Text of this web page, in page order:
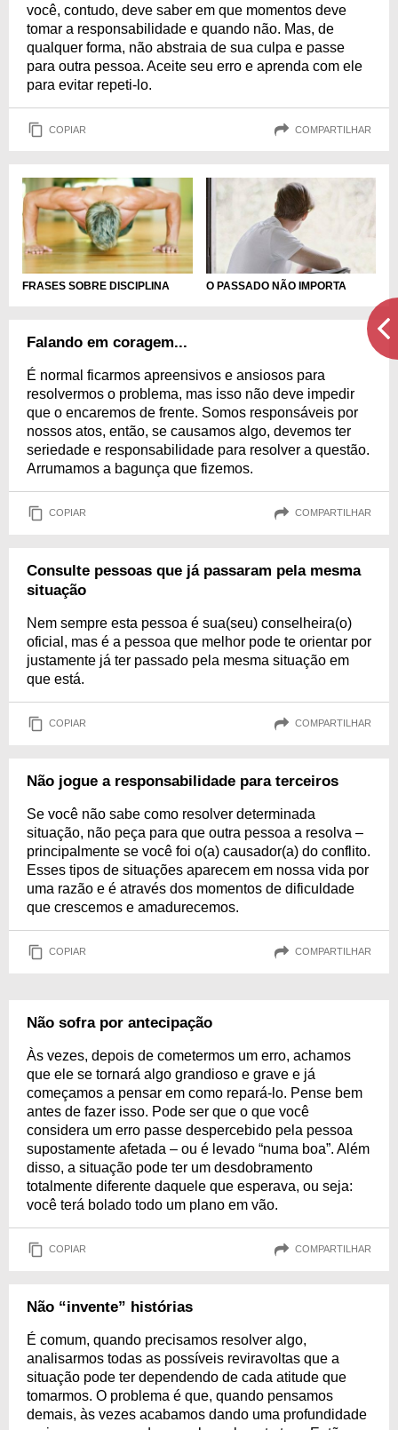
você, contudo, deve saber em que momentos deve
tomar a responsabilidade e quando não. Mas, de
qualquer forma, não abstraia de sua culpa e passe
para outra pessoa. Aceite seu erro e aprenda com ele
para evitar repeti-lo.
COPIAR COMPARTILHAR
FRASES SOBRE DISCIPLINA O PASSADO NÃO IMPORTA
Falando em coragem...
É normal ficarmos apreensivos e ansiosos para
resolvermos o problema, mas isso não deve impedir
que o encaremos de frente. Somos responsáveis por
nossos atos, então, se causamos algo, devemos ter
seriedade e responsabilidade para resolver a questão.
Arrumamos a bagunça que fizemos.
COPIAR COMPARTILHAR
Consulte pessoas que já passaram pela mesma
situação
Nem sempre esta pessoa é sua(seu) conselheira(o)
oficial, mas é a pessoa que melhor pode te orientar por
justamente já ter passado pela mesma situação em
que está.
COPIAR COMPARTILHAR
Não jogue a responsabilidade para terceiros
Se você não sabe como resolver determinada
situação, não peça para que outra pessoa a resolva –
principalmente se você foi o(a) causador(a) do conflito.
Esses tipos de situações aparecem em nossa vida por
uma razão e é através dos momentos de dificuldade
que crescemos e amadurecemos.
COPIAR COMPARTILHAR
Não sofra por antecipação
Às vezes, depois de cometermos um erro, achamos
que ele se tornará algo grandioso e grave e já
começamos a pensar em como repará-lo. Pense bem
antes de fazer isso. Pode ser que o que você
considera um erro passe despercebido pela pessoa
supostamente afetada – ou é levado “numa boa”. Além
disso, a situação pode ter um desdobramento
totalmente diferente daquele que esperava, ou seja:
você terá bolado todo um plano em vão.
COPIAR COMPARTILHAR
Não “invente” histórias
É comum, quando precisamos resolver algo,
analisarmos todas as possíveis reviravoltas que a
situação pode ter dependendo de cada atitude que
tomarmos. O problema é que, quando pensamos
demais, às vezes acabamos dando uma profundidade